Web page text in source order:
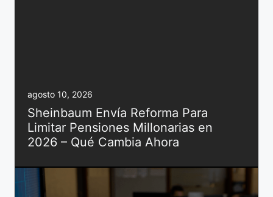
agosto 10, 2026
Sheinbaum Envía Reforma Para
Limitar Pensiones Millonarias en
2026 – Qué Cambia Ahora